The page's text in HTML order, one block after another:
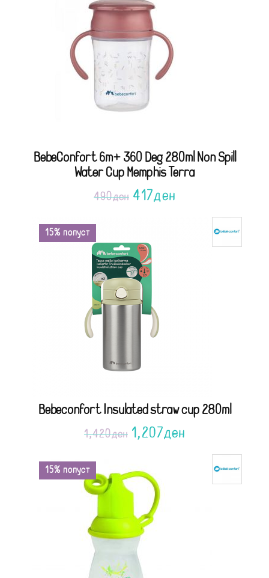
BebeConfort 6m+ 360 Deg 280ml Non Spill
Water Cup Memphis Terra
490ден 417ден
15% попуст
Bebeconfort Insulated straw cup 280ml
1,420ден 1,207ден
15% попуст